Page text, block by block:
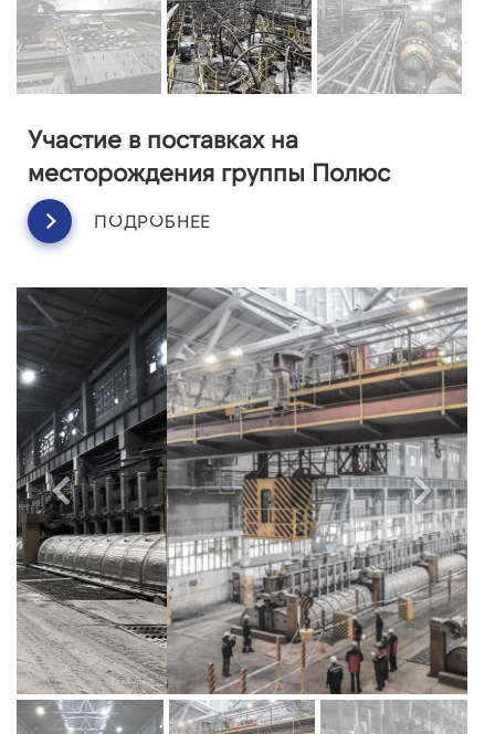
Участие в поставках на
месторождения группы Полюс
ПОДРОБНЕЕ